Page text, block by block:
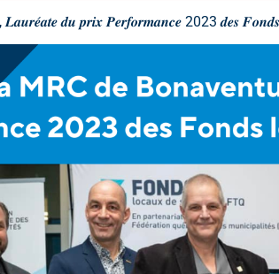
𝒅𝒖 𝒑𝒓𝒊𝒙 𝑷𝒆𝒓𝒇𝒐𝒓𝒎𝒂𝒏𝒄𝒆 2023 𝒅𝒆𝒔 𝑭𝒐𝒏𝒅𝒔